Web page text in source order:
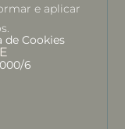
e aplicar
de Cookies
6